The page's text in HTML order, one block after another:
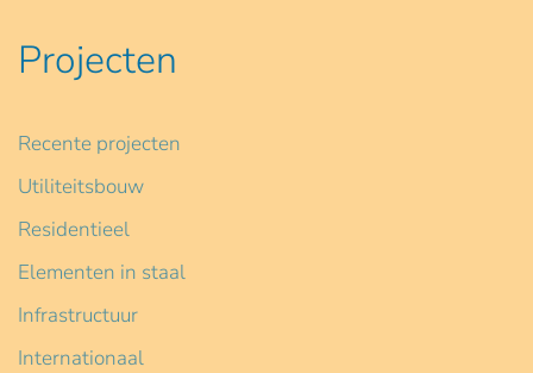
Projecten
Recente projecten
Utiliteitsbouw
Residentieel
Elementen in staal
Infrastructuur
Internationaal